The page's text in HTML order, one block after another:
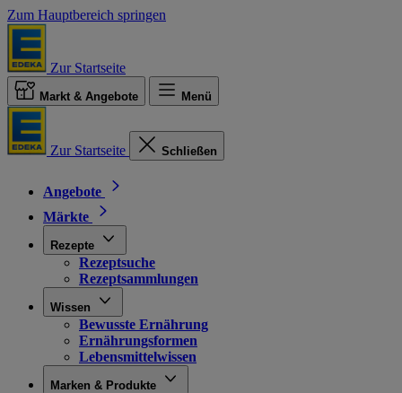
Zum Hauptbereich springen
Zur Startseite
Markt & Angebote Menü
Zur Startseite Schließen
Angebote
Märkte
Rezepte
Rezeptsuche
Rezeptsammlungen
Wissen
Bewusste Ernährung
Ernährungsformen
Lebensmittelwissen
Marken & Produkte